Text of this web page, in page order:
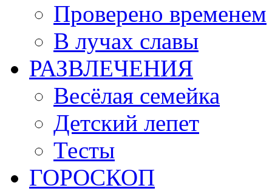
Проверено временем
В лучах славы
РАЗВЛЕЧЕНИЯ
Весёлая семейка
Детский лепет
Тесты
ГОРОСКОП